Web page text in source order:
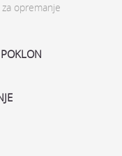
opremanje